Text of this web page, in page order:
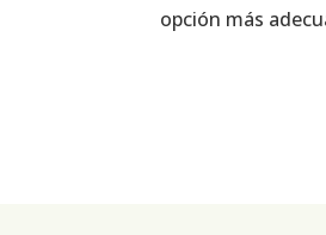
opción más